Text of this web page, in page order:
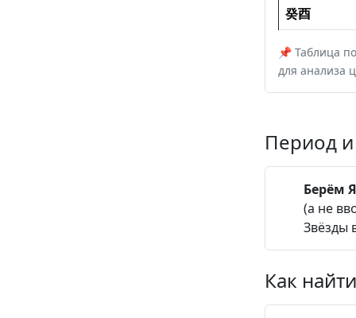
癸酉
📌 Таблица
для анализа
Период и
Берём
(а не
Звёзды
Как